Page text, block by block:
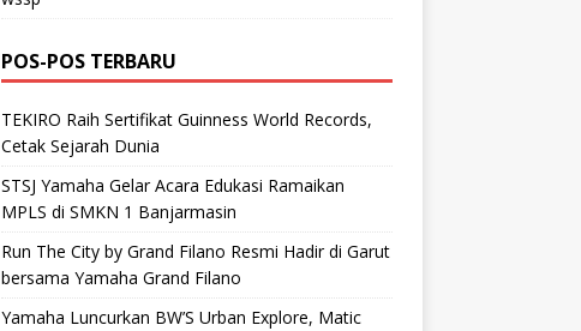
POS-POS TERBARU
TEKIRO Raih Sertifikat Guinness World Records,
Cetak Sejarah Dunia
STSJ Yamaha Gelar Acara Edukasi Ramaikan
MPLS di SMKN 1 Banjarmasin
Run The City by Grand Filano Resmi Hadir di Garut
bersama Yamaha Grand Filano
Yamaha Luncurkan BW’S Urban Explore, Matic